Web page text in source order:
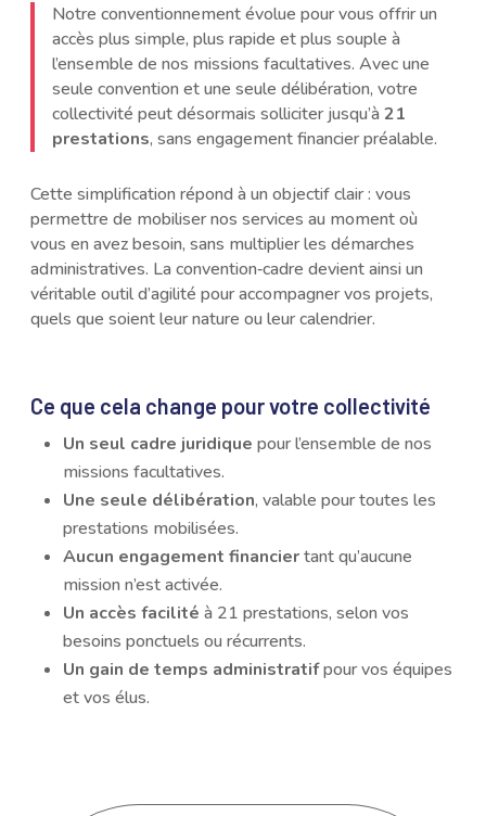
Notre conventionnement évolue pour vous offrir un
accès plus simple, plus rapide et plus souple à
l’ensemble de nos missions facultatives. Avec une
seule convention et une seule délibération, votre
collectivité peut désormais solliciter jusqu’à21
prestations, sans engagement financier préalable.
Cette simplification répond à un objectif clair : vous
permettre de mobiliser nos services au moment où
vous en avez besoin, sans multiplier les démarches
administratives. La convention‑cadre devient ainsi un
véritable outil d’agilité pour accompagner vos projets,
quels que soient leur nature ou leur calendrier.
Ce que cela change pour votre collectivité
Un seul cadre juridique pour l’ensemble de nos
missions facultatives.
Une seule délibération, valable pour toutes les
prestations mobilisées.
Aucun engagement financiertant qu’aucune
mission n’est activée.
Un accès facilité à 21 prestations, selon vos
besoins ponctuels ou récurrents.
Un gain de temps administratifpour vos équipes
et vos élus.